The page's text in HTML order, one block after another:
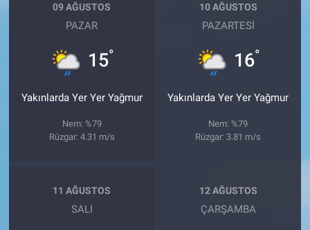
09 AĞUSTOS
PAZAR
15°
Yakınlarda Yer Yer Yağmur
Nem: %79
Rüzgar: 4.31 m/s
10 AĞUSTOS
PAZARTESI
16°
Yakınlarda Yer Yer Yağmur
Nem: %79
Rüzgar: 3.81 m/s
11 AĞUSTOS
SALI
12 AĞUSTOS
ÇARŞAMBA